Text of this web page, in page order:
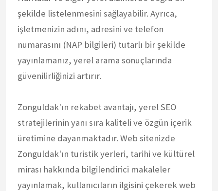
şekilde listelenmesini sağlayabilir. Ayrıca,
işletmenizin adını, adresini ve telefon
numarasını (NAP bilgileri) tutarlı bir şekilde
yayınlamanız, yerel arama sonuçlarında
güvenilirliğinizi artırır.
Zonguldak'ın rekabet avantajı, yerel SEO
stratejilerinin yanı sıra kaliteli ve özgün içerik
üretimine dayanmaktadır. Web sitenizde
Zonguldak'ın turistik yerleri, tarihi ve kültürel
mirası hakkında bilgilendirici makaleler
yayınlamak, kullanıcıların ilgisini çekerek web